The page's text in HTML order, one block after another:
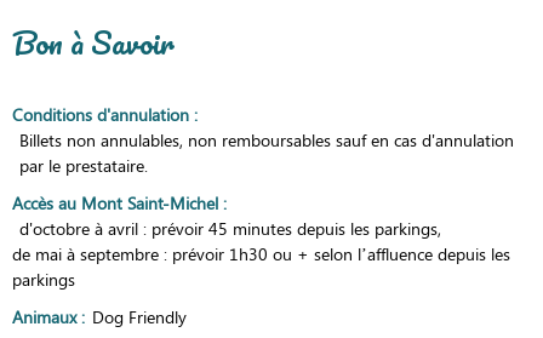
Bon à Savoir
Conditions d'annulation :
Billets non annulables, non remboursables sauf en cas d'annulation
par le prestataire.
Accès au Mont Saint-Michel :
d'octobre à avril : prévoir 45 minutes depuis les parkings
de mai à septembre : prévoir 1h30 ou + selon l’affluence depuis les
parkings
Animaux: Dog Friendly